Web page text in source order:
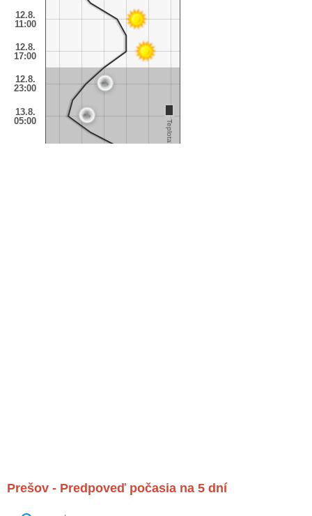
12.8.
11:00
12.8.
17:00
12.8.
23:00
13.8.
05:00
Teplota
Prešov - Predpoveď počasia na 5 dní